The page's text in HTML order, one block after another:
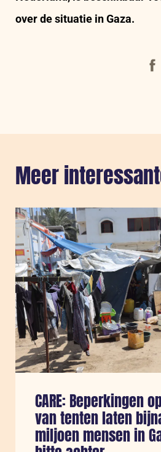
over de situatie in Gaza.
Meer
Sla carousel over
CARE: Beperkingen
van tenten laten
miljoen mensen in